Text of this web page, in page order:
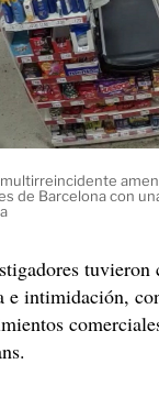
de Barcelona con
e intimidación,